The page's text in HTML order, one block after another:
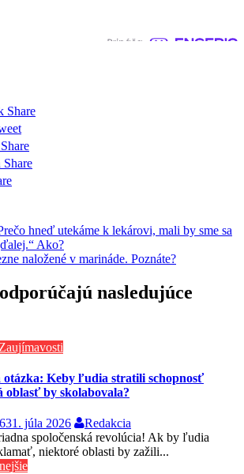
Share
Share
Share
hneď utekáme k lekárovi, mali by sme sa
Ako?
naložené v marináde. Poznáte?
nasledujúce
Zaujímavosti
otázka: Keby ľudia stratili schopnosť
by skolabovala?
31. júla 2026
Redakcia
spoločenská revolúcia! Ak by ľudia
niektoré oblasti by zažili...